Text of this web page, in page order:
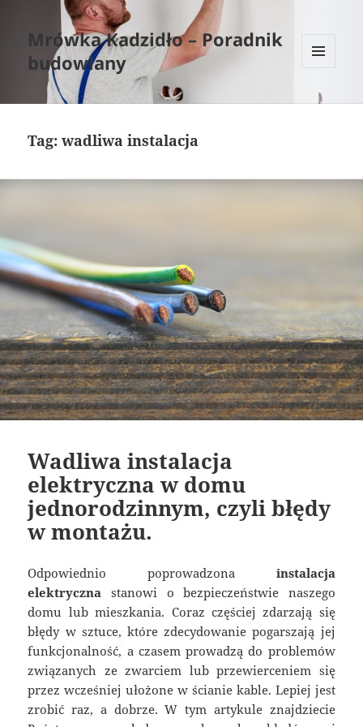
Mrówka Kadzidło – Poradnik
budowlany
WIDGETY
Tag:wadliwa instalacja
Wadliwa instalacja
elektryczna w domu
jednorodzinnym, czyli błędy
w montażu.
Odpowiednio poprowadzona instalacja
elektryczna stanowi o bezpieczeństwie naszego
domu lub mieszkania. Coraz częściej zdarzają się
błędy w sztuce, które zdecydowanie pogarszają jej
funkcjonalność, a czasem prowadzą do problemów
związanych ze zwarciem lub przewierceniem się
przez wcześniej ułożone w ścianie kable. Lepiej jest
zrobić raz, a dobrze. W tym artykule znajdziecie